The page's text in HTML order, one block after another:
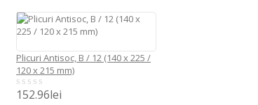
5
Plicuri Antisoc, B / 12 (140 x 225 /
120 x 215 mm)
0152.96lei